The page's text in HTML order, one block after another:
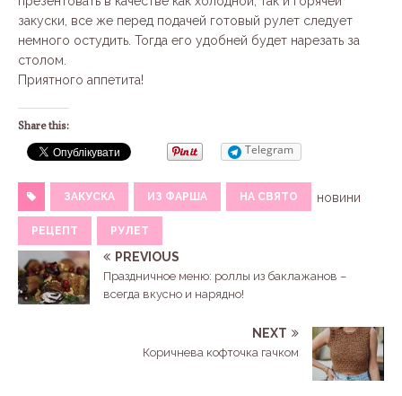
закуски, все же перед подачей готовый рулет следует
немного остудить. Тогда его удобней будет нарезать за
столом.
Приятного аппетита!
Share this:
Telegram
ЗАКУСКА ИЗ ФАРША НА СВЯТО
РЕЦЕПТ РУЛЕТ
новини
PREVIOUS
Праздничное меню: роллы из баклажанов –
всегда вкусно и нарядно!
NEXT
Коричнева кофточка гачком